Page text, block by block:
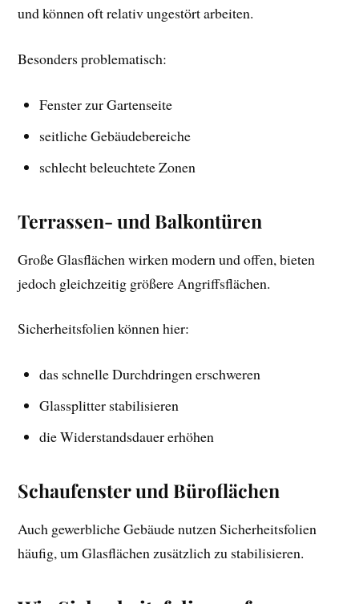
und können oft relativ ungestört arbeiten.
Besonders problematisch:
Fenster zur Gartenseite
seitliche Gebäudebereiche
schlecht beleuchtete Zonen
Terrassen- und Balkontüren
Große Glasflächen wirken modern und offen, bieten
jedoch gleichzeitig größere Angriffsflächen.
Sicherheitsfolien können hier:
das schnelle Durchdringen erschweren
Glassplitter stabilisieren
die Widerstandsdauer erhöhen
Schaufenster und Büroflächen
Auch gewerbliche Gebäude nutzen Sicherheitsfolien
häufig, um Glasflächen zusätzlich zu stabilisieren.